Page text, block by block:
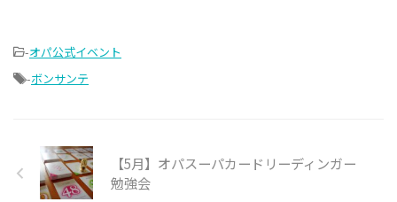
-オパ公式イベント
-ボンサンテ
【5月】オパスーパカードリーディンガー
勉強会